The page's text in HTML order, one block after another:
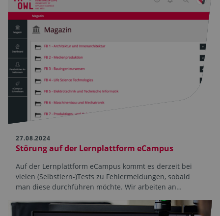
27.08.2024
Störung auf der Lernplattform eCampus
Auf der Lernplattform eCampus kommt es derzeit bei
vielen (Selbstlern-)Tests zu Fehlermeldungen, sobald
man diese durchführen möchte. Wir arbeiten an…